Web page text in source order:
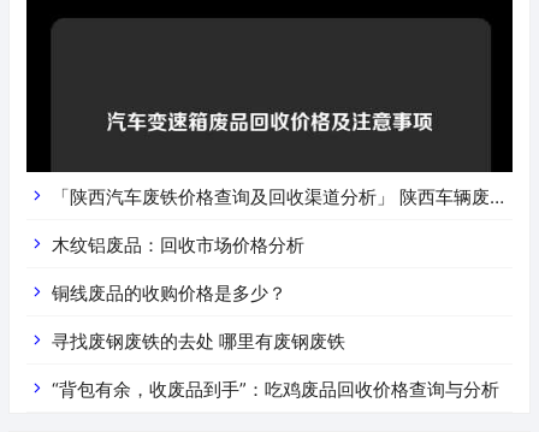
「陕西汽车废铁价格查询及回收渠道分析」 陕西车辆废铁
价是什么
木纹铝废品：回收市场价格分析
铜线废品的收购价格是多少？
寻找废钢废铁的去处 哪里有废钢废铁
“背包有余，收废品到手”：吃鸡废品回收价格查询与分析